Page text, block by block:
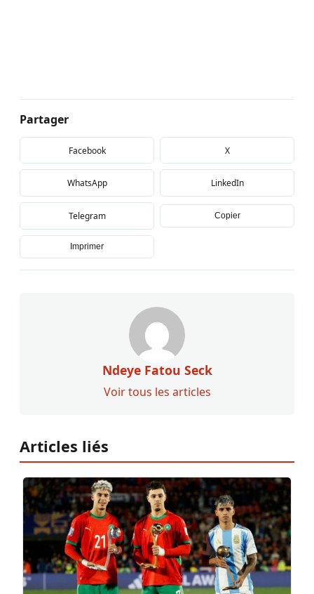
Partager
Facebook X
WhatsApp LinkedIn
Telegram Copier
Imprimer
Ndeye Fatou Seck
Voir tous les articles
Articles liés